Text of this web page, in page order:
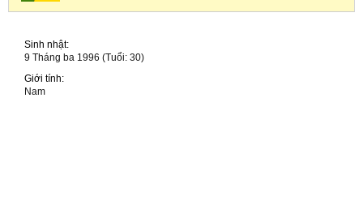
Sinh nhật
9 Tháng ba 1996 (Tuổi: 30)
Giới tính
Nam